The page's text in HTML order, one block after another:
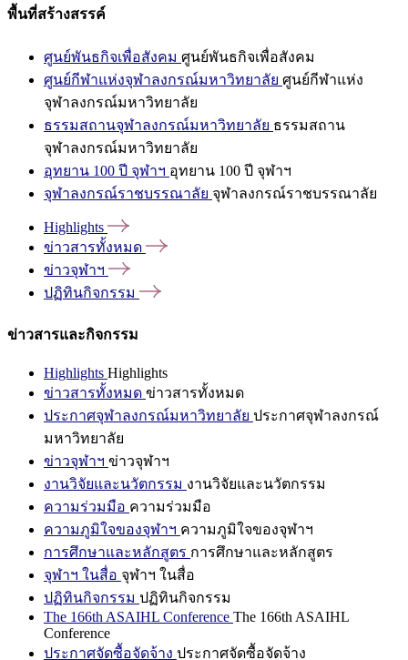
พื้นที่สร้างสรรค์
ศูนย์พันธกิจเพื่อสังคม ศูนย์พันธกิจเพื่อสังคม
ศูนย์กีฬาแห่งจุฬาลงกรณ์มหาวิทยาลัย ศูนย์กีฬาแห่ง
จุฬาลงกรณ์มหาวิทยาลัย
ธรรมสถานจุฬาลงกรณ์มหาวิทยาลัย ธรรมสถาน
จุฬาลงกรณ์มหาวิทยาลัย
อุทยาน 100 ปี จุฬาฯ อุทยาน 100 ปี จุฬาฯ
จุฬาลงกรณ์ราชบรรณาลัย จุฬาลงกรณ์ราชบรรณาลัย
Highlights
ข่าวสารทั้งหมด
ข่าวจุฬาฯ
ปฏิทินกิจกรรม
ข่าวสารและกิจกรรม
Highlights Highlights
ข่าวสารทั้งหมด ข่าวสารทั้งหมด
ประกาศจุฬาลงกรณ์มหาวิทยาลัย ประกาศจุฬาลงกรณ์
มหาวิทยาลัย
ข่าวจุฬาฯ ข่าวจุฬาฯ
งานวิจัยและนวัตกรรม งานวิจัยและนวัตกรรม
ความร่วมมือ ความร่วมมือ
ความภูมิใจของจุฬาฯ ความภูมิใจของจุฬาฯ
การศึกษาและหลักสูตร การศึกษาและหลักสูตร
จุฬาฯ ในสื่อ จุฬาฯ ในสื่อ
ปฏิทินกิจกรรม ปฏิทินกิจกรรม
The 166th ASAIHL Conference The 166th ASAIHL
Conference
ประกาศจัดซื้อจัดจ้าง ประกาศจัดซื้อจัดจ้าง